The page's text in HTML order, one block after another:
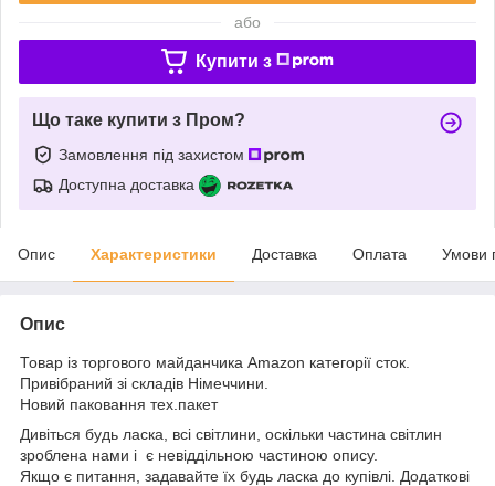
або
Купити з
Що таке купити з Пром?
Замовлення під захистом
Доступна доставка
Опис Характеристики Доставка Оплата Умови
Опис
Товар із торгового майданчика Amazon категорії сток.
Привібраний зі складів Німеччини.
Новий паковання тех.пакет
Дивіться будь ласка, всі світлини, оскільки частина світлин
зроблена нами і є невіддільною частиною опису.
Якщо є питання, задавайте їх будь ласка до купівлі. Додаткові